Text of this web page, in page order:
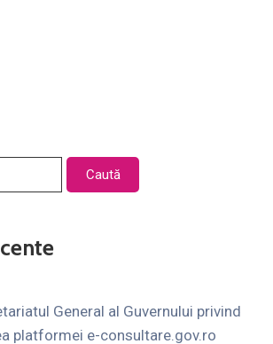
General al Guvernului privind
platformei e-consultare.gov.ro